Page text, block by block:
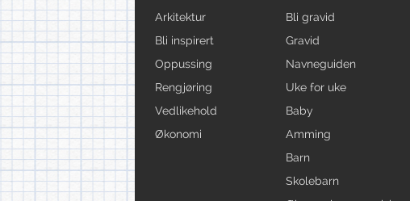
Arkitektur
Bli inspirert
Oppussing
Rengjøring
Vedlikehold
Økonomi
Bli gravid
Gravid
Navneguiden
Uke for uke
Baby
Amming
Barn
Skolebarn